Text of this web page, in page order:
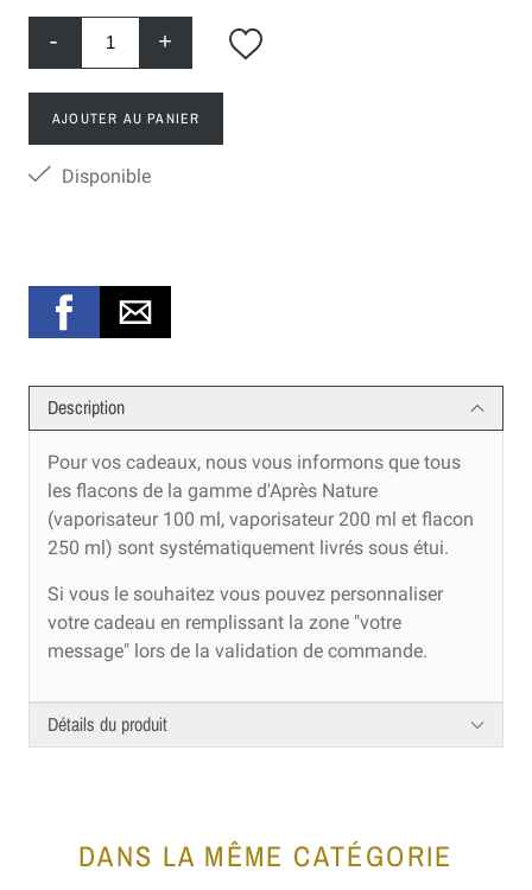
- +
AJOUTER AU PANIER
Disponible
Description
Pour vos cadeaux, nous vous informons que tous
les flacons de la gamme d'Après Nature
(vaporisateur 100 ml, vaporisateur 200 ml et flacon
250 ml) sont systématiquement livrés sous étui.
Si vous le souhaitez vous pouvez personnaliser
votre cadeau en remplissant la zone "votre
message" lors de la validation de commande.
Détails du produit
DANS LA MÊME CATÉGORIE